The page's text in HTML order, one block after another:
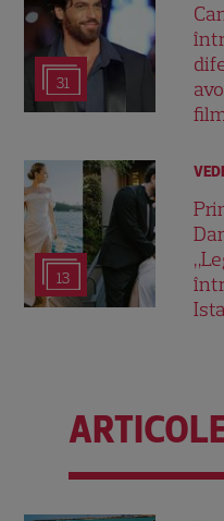
31
13